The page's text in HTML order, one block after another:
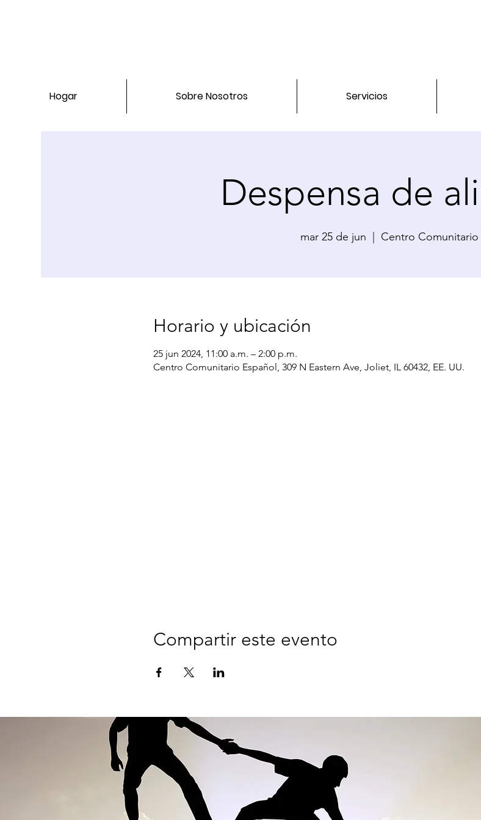
Hogar Sobre Nosotros Servicios
Despensa de
mar 25 de jun Centro Comunitario
Horario y ubicación
25 jun 2024, 11:00 a.m. – 2:00 p.m.
Centro Comunitario Español, 309 N Eastern Ave, Joliet, IL 60432, EE. UU.
Compartir este evento